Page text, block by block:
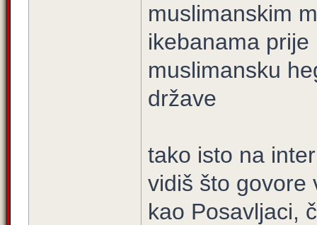
muslimanskim
ikebanama
muslimansku
države
tako isto na
vidiš što govore
kao Posavljaci,